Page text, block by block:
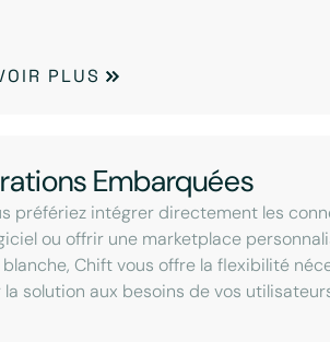
PLUS
Embarquées
préfériez intégrer directement les
ou offrir une marketplace
Chift vous offre la flexibilité
solution aux besoins de vos